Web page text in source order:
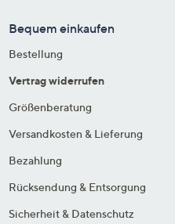
Bequem einkaufen
Bestellung
Vertrag widerrufen
Größenberatung
Versandkosten & Lieferung
Bezahlung
Rücksendung & Entsorgung
Sicherheit & Datenschutz